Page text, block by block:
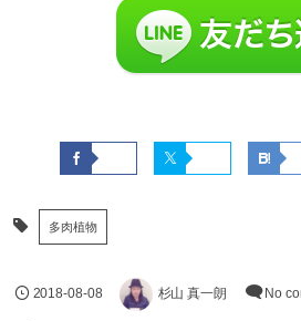
多肉植物
2018-08-08 杉山 真一朗 No